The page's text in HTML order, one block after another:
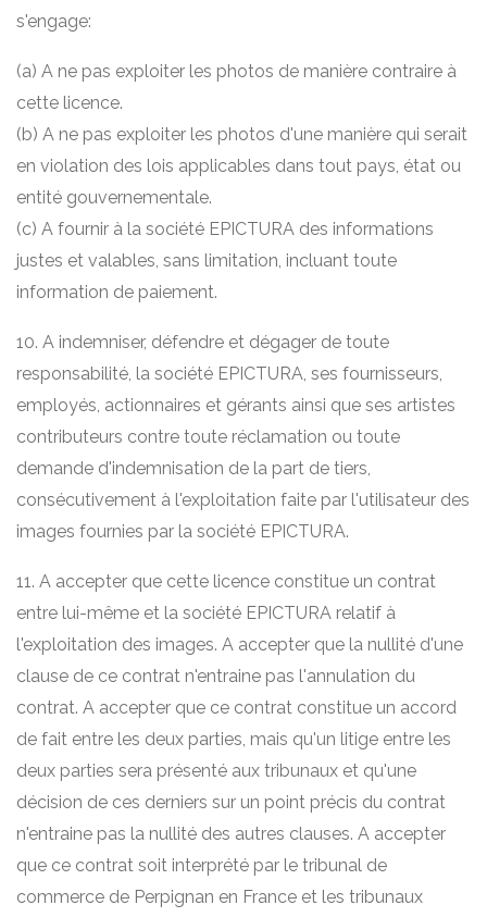
s'engage:
(a) A ne pas exploiter les photos de manière contraire à
cette licence.
(b) A ne pas exploiter les photos d'une manière qui serait
en violation des lois applicables dans tout pays, état ou
entité gouvernementale.
(c) A fournir à la société EPICTURA des informations
justes et valables, sans limitation, incluant toute
information de paiement.
10. A indemniser, défendre et dégager de toute
responsabilité, la société EPICTURA, ses fournisseurs,
employés, actionnaires et gérants ainsi que ses artistes
contributeurs contre toute réclamation ou toute
demande d'indemnisation de la part de tiers,
consécutivement à l'exploitation faite par l'utilisateur des
images fournies par la société EPICTURA.
11. A accepter que cette licence constitue un contrat
entre lui-même et la société EPICTURA relatif à
l'exploitation des images. A accepter que la nullité d'une
clause de ce contrat n'entraine pas l'annulation du
contrat. A accepter que ce contrat constitue un accord
de fait entre les deux parties, mais qu'un litige entre les
deux parties sera présenté aux tribunaux et qu'une
décision de ces derniers sur un point précis du contrat
n'entraine pas la nullité des autres clauses. A accepter
que ce contrat soit interprété par le tribunal de
commerce de Perpignan en France et les tribunaux